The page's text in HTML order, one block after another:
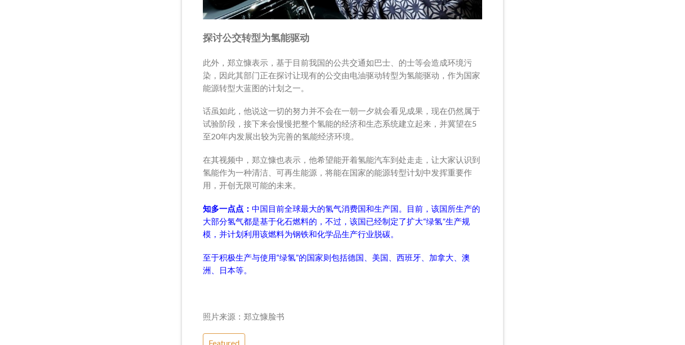
探讨公交转型为氢能驱动
此外，郑立慷表示，基于目前我国的公共交通如巴士、的士等会造成环境污
染，因此其部门正在探讨让现有的公交由电油驱动转型为氢能驱动，作为国家
能源转型大蓝图的计划之一。
话虽如此，他说这一切的努力并不会在一朝一夕就会看见成果，现在仍然属于
试验阶段，接下来会慢慢把整个氢能的经济和生态系统建立起来，并冀望在5
至20年内发展出较为完善的氢能经济环境。
在其视频中，郑立慷也表示，他希望能开着氢能汽车到处走走，让大家认识到
氢能作为一种清洁、可再生能源，将能在国家的能源转型计划中发挥重要作
用，开创无限可能的未来。
知多一点点：中国目前全球最大的氢气消费国和生产国。目前，该国所生产的
大部分氢气都是基于化石燃料的，不过，该国已经制定了扩大“绿氢”生产规
模，并计划利用该燃料为钢铁和化学品生产行业脱碳。
至于积极生产与使用“绿氢”的国家则包括德国、美国、西班牙、加拿大、澳
洲、日本等。
照片来源：郑立慷脸书
Featured